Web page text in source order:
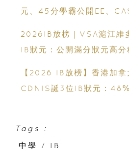
元、45分學霸公開EE、
2026IB放榜｜VSA滬江維
IB狀元：公開滿分狀元高分
【2026 IB放榜】香港加拿
CDNIS誕3位IB狀元：
Tags :
中學
/ IB